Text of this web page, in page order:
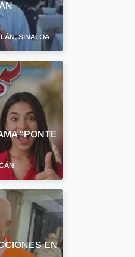
SINALOA
“PONTE
EN